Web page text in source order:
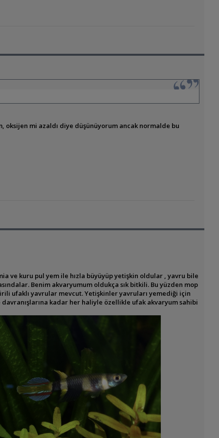
oksijen mi azaldı diye düşünüyorum ancak normalde bu
ve kuru pul yem ile hızla büyüyüp yetişkin oldular , yavru bile
Benim akvaryumum oldukça sık bitkili. Bu yüzden mop
ufaklı yavrular mevcut. Yetişkinler yavruları yemediği için
kadar her haliyle özellikle ufak akvaryum sahibi